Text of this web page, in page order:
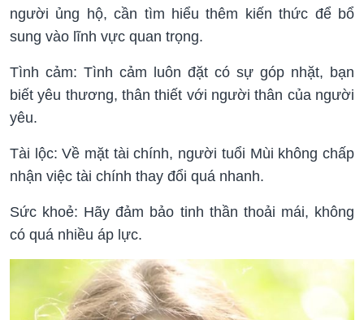
người ủng hộ, cần tìm hiểu thêm kiến thức để bổ
sung vào lĩnh vực quan trọng.
Tình cảm: Tình cảm luôn đặt có sự góp nhặt, bạn
biết yêu thương, thân thiết với người thân của người
yêu.
Tài lộc: Về mặt tài chính, người tuổi Mùi không chấp
nhận việc tài chính thay đổi quá nhanh.
Sức khoẻ: Hãy đảm bảo tinh thần thoải mái, không
có quá nhiều áp lực.